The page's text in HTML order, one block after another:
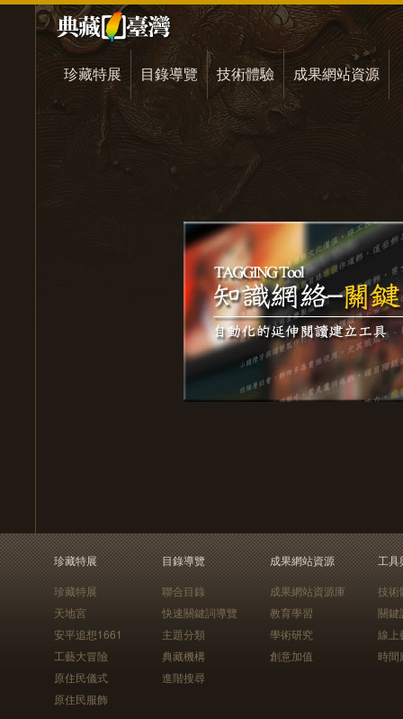
珍藏特展 目錄導覽 技術體驗 成果網站資源
珍藏特展
珍藏特展
天地宮
安平追想1661
工藝大冒險
原住民儀式
原住民服飾
目錄導覽
聯合目錄
快速關鍵詞導覽
主題分類
典藏機構
進階搜尋
成果網站資源
成果網站資源庫
教育學習
學術研究
創意加值
工具
技術
關鍵
線上
時間